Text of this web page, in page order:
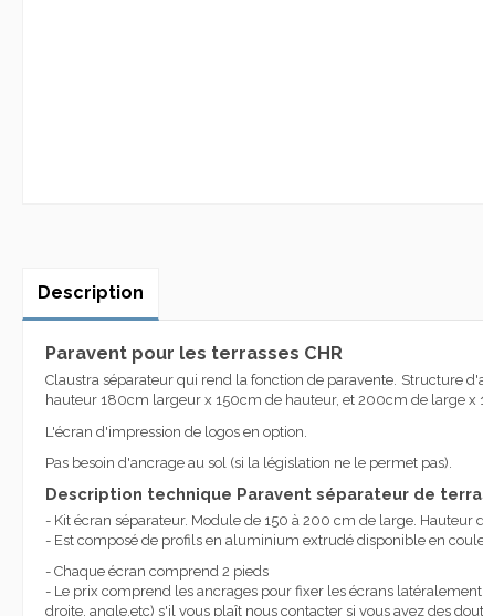
Description
Paravent pour les terrasses CHR
Claustra séparateur qui rend la fonction de paravente. Structure
hauteur 180cm largeur x 150cm de hauteur, et 200cm de large x
L'écran d'impression de logos en option.
Pas besoin d'ancrage au sol (si la législation ne le permet pas).
Description technique Paravent séparateur de
- Kit écran séparateur. Module de 150 à 200 cm de large. Hauteur
- Est composé de profils en aluminium extrudé disponible en
- Chaque écran comprend 2 pieds
- Le prix comprend les ancrages pour fixer les écrans
droite, angle,etc) s'il vous plaît nous contacter si vous avez des